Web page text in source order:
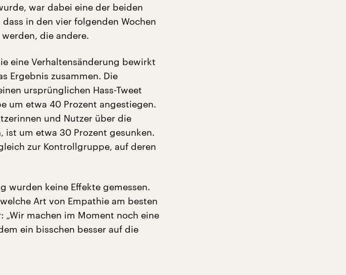
war dabei eine der beiden
in den vier folgenden Wochen
die andere.
eine Verhaltensänderung bewirkt
Ergebnis zusammen. Die
ursprünglichen Hass-Tweet
um etwa 40 Prozent angestiegen.
und Nutzer über die
ist um etwa 30 Prozent gesunken.
zur Kontrollgruppe, auf deren
wurden keine Effekte gemessen.
Art von Empathie am besten
machen im Moment noch eine
ein bisschen besser auf die